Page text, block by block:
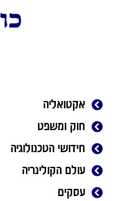
אקטואליה
חוק ומשפט
חידושי הטכנולוגיה
עולם הקולינריה
עסקים